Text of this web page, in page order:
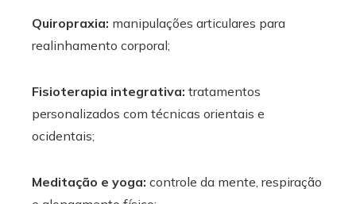
Quiropraxia: manipulações articulares para
realinhamento corporal;
Fisioterapia integrativa: tratamentos
personalizados com técnicas orientais e
ocidentais;
Meditação e yoga: controle da mente, respiração